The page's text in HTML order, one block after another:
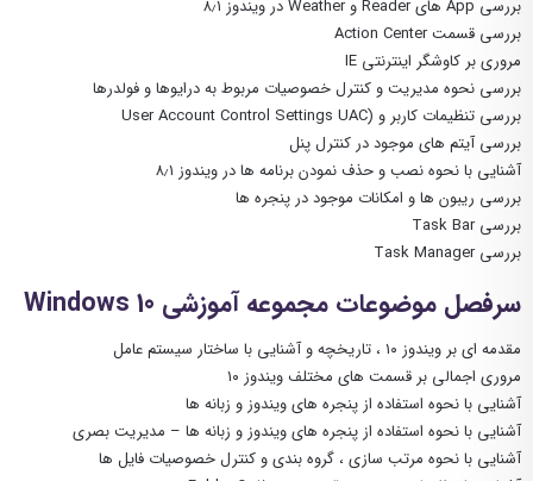
بررسی App های Reader و Weather در ویندوز ۸٫۱
بررسی قسمت Action Center
مروری بر کاوشگر اینترنتی IE
بررسی نحوه مدیریت و کنترل خصوصیات مربوط به درایوها و فولدرها
بررسی تنظیمات کاربر و (User Account Control Settings UAC
بررسی آیتم های موجود در کنترل پنل
آشنایی با نحوه نصب و حذف نمودن برنامه ها در ویندوز ۸٫۱
بررسی ریبون ها و امکانات موجود در پنجره ها
بررسی Task Bar
بررسی Task Manager
سرفصل موضوعات مجموعه آموزشی Windows 10
مقدمه ای بر ویندوز ۱۰ ، تاریخچه و آشنایی با ساختار سیستم عامل
مروری اجمالی بر قسمت های مختلف ویندوز ۱۰
آشنایی با نحوه استفاده از پنجره های ویندوز و زبانه ها
آشنایی با نحوه استفاده از پنجره های ویندوز و زبانه ها – مدیریت بصری
آشنایی با نحوه مرتب سازی ، گروه بندی و کنترل خصوصیات فایل ها